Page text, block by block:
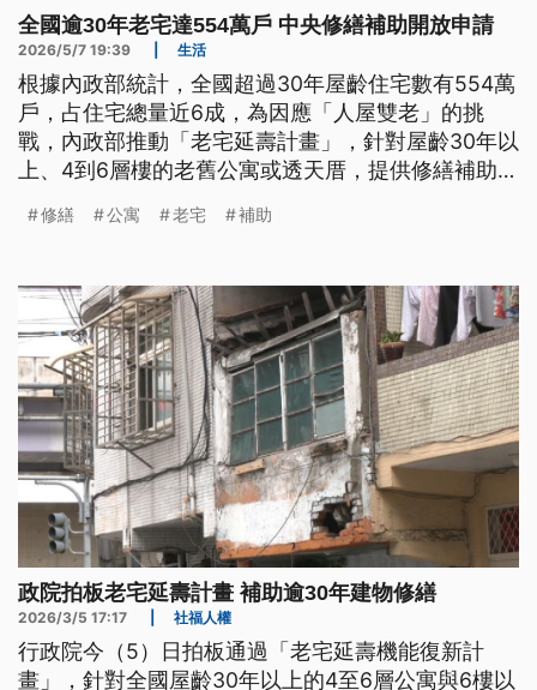
全國逾30年老宅達554萬戶 中央修繕補助開放申請
2026/5/7 19:39 生活
根據內政部統計，全國超過30年屋齡住宅數有554萬
戶，占住宅總量近6成，為因應「人屋雙老」的挑
戰，內政部推動「老宅延壽計畫」，針對屋齡30年以
上、4到6層樓的老舊公寓或透天厝，提供修繕補助，
月起開放申請，到明（2027）年12月31日為止。
修繕 公寓 老宅 補助
政院拍板老宅延壽計畫 補助逾30年建物修繕
2026/3/5 17:17 社福人權
行政院今（5）日拍板通過「老宅延壽機能復新計
畫」，針對全國屋齡30年以上的4至6層公寓與6樓以